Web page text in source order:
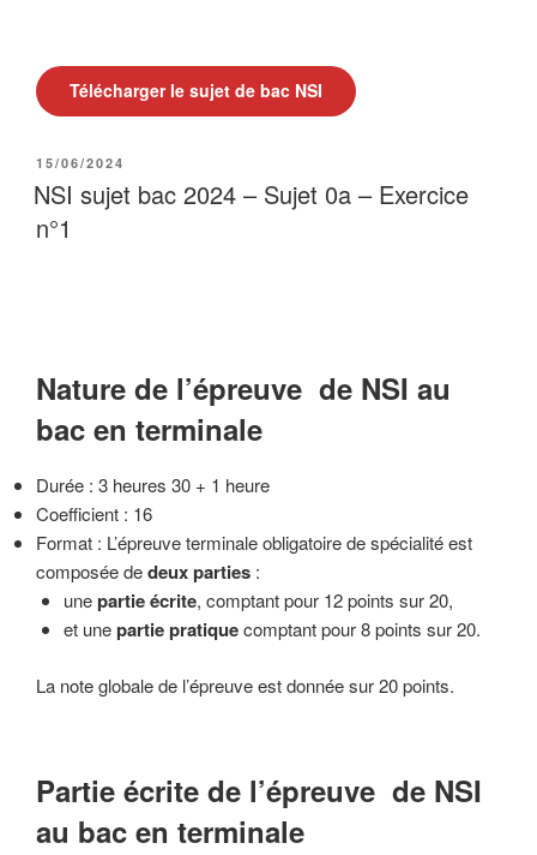
Télécharger le sujet de bac NSI
PUBLIÉ
LE
15/06/2024
NSI sujet bac 2024 – Sujet 0a – Exercice
n°1
Nature de l’épreuve de NSI au
bac en terminale
Durée : 3 heures 30 + 1 heure
Coefficient : 16
Format : L’épreuve terminale obligatoire de spécialité est
composée dedeux parties :
unepartie écrite, comptant pour 12 points sur 20,
et unepartie pratiquecomptant pour 8 points sur 20.
La note globale de l’épreuve est donnée sur 20 points.
Partie écrite de l’épreuve de NSI
au bac en terminale